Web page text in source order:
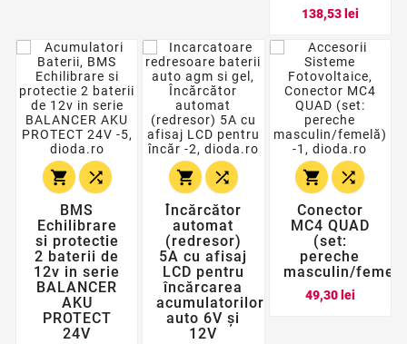
138,53 leiPret
 
BMS
Echilibrare
si protectie
2 baterii de
12v in serie
BALANCER
AKU
PROTECT
24V
 
Încărcător
automat
(redresor)
5A cu afisaj
LCD pentru
încărcarea
acumulatorilor
auto 6V și
12V
 
Conector
MC4 QUAD
(set:
pereche
masculin/
49,30 leiPret